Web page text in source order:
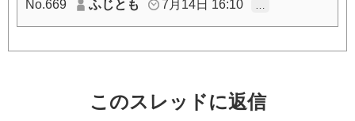
No.669 ふじとも 7月14日 16:10
このスレッドに返信